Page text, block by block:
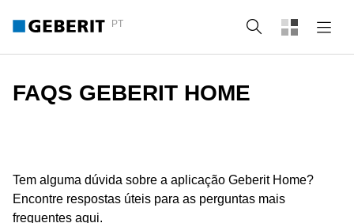
PT Pesquisa
FAQS GEBERIT HOME
Tem alguma dúvida sobre a aplicação Geberit Home?
Encontre respostas úteis para as perguntas mais
frequentes aqui.